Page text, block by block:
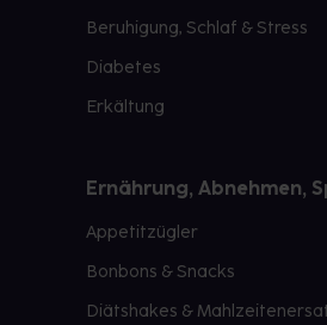
Beruhigung, Schlaf & Stress
Diabetes
Erkältung
Ernährung, Abnehmen,
Appetitzügler
Bonbons & Snacks
Diätshakes &